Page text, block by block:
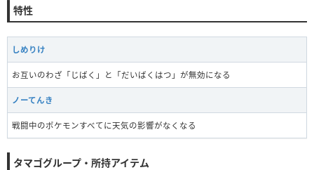
特性
しめりけ
お互いのわざ「じばく」と「だいばくはつ」が無効になる
ノーてんき
戦闘中のポケモンすべてに天気の影響がなくなる
タマゴグループ・所持アイテム